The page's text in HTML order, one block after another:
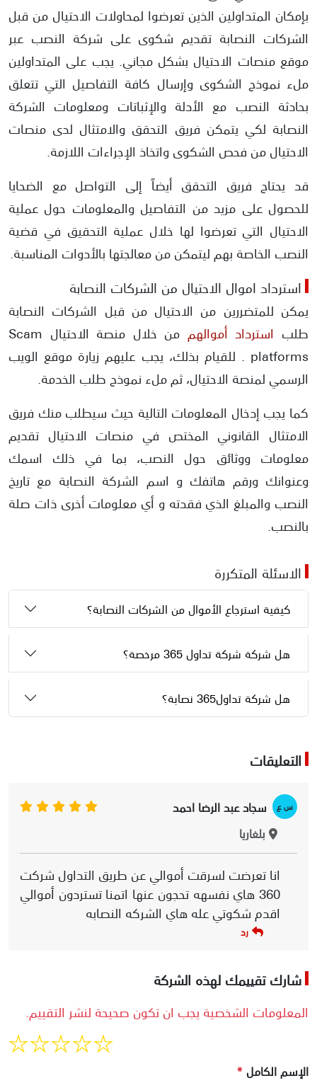
بإمكان المتداولين الذين تعرضوا لمحاولات الاحتيال من قبل
الشركات النصابة تقديم شكوى على شركة النصب عبر
موقع منصات الاحتيال بشكل مجاني. يجب على المتداولين
ملء نموذج الشكوى وإرسال كافة التفاصيل التي تتعلق
بحادثة النصب مع الأدلة والإثباتات ومعلومات الشركة
النصابة لكي يتمكن فريق التحقق والامتثال لدى منصات
الاحتيال من فحص الشكوى واتخاذ الإجراءات اللازمة.
قد يحتاج فريق التحقق أيضاً إلى التواصل مع الضحايا
للحصول على مزيد من التفاصيل والمعلومات حول عملية
الاحتيال التي تعرضوا لها خلال عملية التحقيق في قضية
النصب الخاصة بهم ليتمكن من معالجتها بالأدوات المناسبة.
استرداد اموال الاحتيال من الشركات النصابة
يمكن للمتضررين من الاحتيال من قبل الشركات النصابة
طلب استرداد أموالهم
من خلال منصة الاحتيال Scam
platforms . للقيام بذلك، يجب عليهم زيارة موقع الويب
الرسمي لمنصة الاحتيال، ثم ملء نموذج طلب الخدمة.
كما يجب إدخال المعلومات التالية حيث سيطلب منك فريق
الامتثال القانوني المختص في منصات الاحتيال تقديم
معلومات ووثائق حول النصب، بما في ذلك اسمك
وعنوانك ورقم هاتفك و اسم الشركة النصابة مع تاريخ
النصب والمبلغ الذي فقدته و أي معلومات أخرى ذات صلة
بالنصب.
الاسئلة المتكررة
كيفية استرجاع الأموال من الشركات النصابة؟
هل شركة شركة تداول 365 مرخصة؟
هل شركة تداول365 نصابة؟
التعليقات
س ع
سجاد عبد الرضا احمد
بلغاريا
انا تعرضت لسرقت أموالي عن طريق التداول شركت
360 هاي نفسهه تحجون عنها اتمنا تستردون أموالي
اقدم شكوتي عله هاي الشركه النصابه
رد
شارك تقييمك لهذه الشركة
المعلومات الشخصية يجب ان تكون صحيحة لنشر التقييم.
الإسم الكامل *